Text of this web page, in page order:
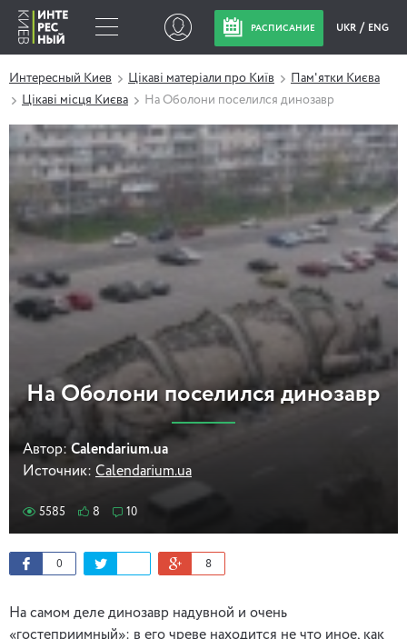
РАСПИСАНИЕ UKR ENG
Интересный Киев Цікаві матеріали про Київ
Пам'ятки Києва
Цікаві місця Києва
На Оболони поселился динозавр
На Оболони поселился динозавр
Автор: Calendarium.ua
Источник: Calendarium.ua
5585 8 10
0 8
На самом деле динозавр надувной и очень
«гостеприимный»: в его чреве находится не что иное, как